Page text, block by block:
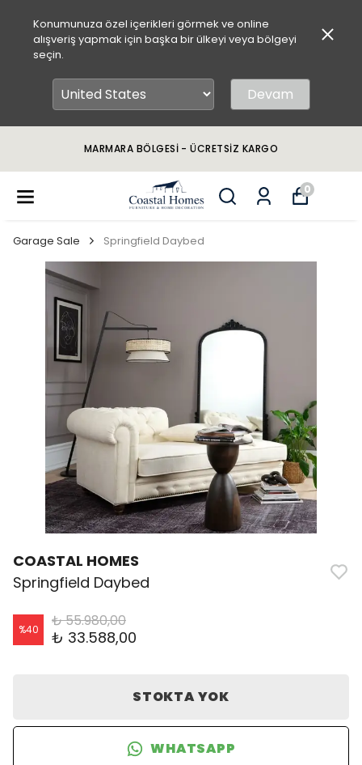
Konumunuza özel içerikleri görmek ve online
alışveriş yapmak için başka bir ülkeyi veya bölgeyi
seçin.
Devam
MARMARA BÖLGESİ - ÜCRETSİZ KARGO
0
Garage Sale Springfield Daybed
COASTAL HOMES
Springfield Daybed
%40 ₺ 55.980,00
₺ 33.588,00
STOKTA YOK
WHATSAPP